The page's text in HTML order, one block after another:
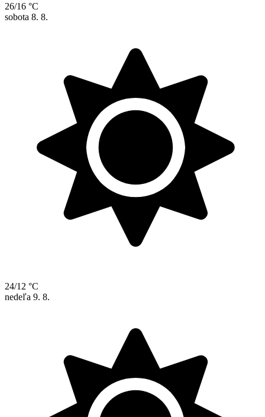
26/16 °C
sobota 8. 8.
24/12 °C
nedeľa 9. 8.